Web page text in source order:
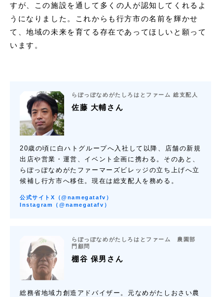
すが、この施設を通して多くの人が認知してくれるよ
うになりました。これからも行方市の名前を輝かせ
て、地域の未来を育てる存在であってほしいと願って
います。
らぽっぽなめがたしろはとファーム 総支配人
佐藤 大輔さん
20歳の頃に白ハトグループへ入社して以降、店舗の新規
出店や営業・運営、イベント企画に携わる。そのあと、
らぽっぽなめがたファーマーズビレッジの立ち上げへ立
候補し行方市へ移住。現在は総支配人を務める。
公式サイト X（@namegatafv）
Instagram（@namegatafv）
らぽっぽなめがたしろはとファーム 農園部
門顧問
棚谷 保男さん
総務省地域力創造アドバイザー。元なめがたしおさい農